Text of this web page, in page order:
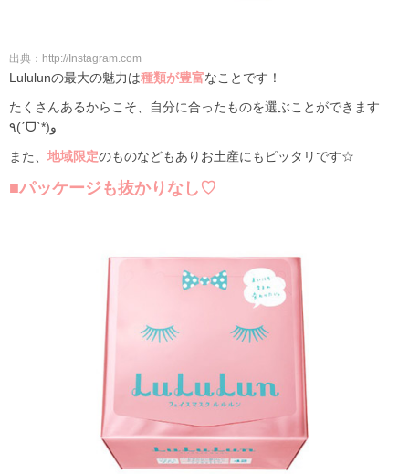
出典：http://Instagram.com
Lululunの最大の魅力は種類が豊富なことです！
たくさんあるからこそ、自分に合ったものを選ぶことができます
٩(ˊᗜˋ*)و
また、 地域限定のものなどもありお土産にもピッタリです☆
■パッケージも抜かりなし♡